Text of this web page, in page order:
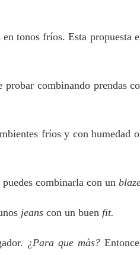
tonos fríos. Esta propuesta
combinando prendas
fríos y con humedad
puedes combinarla con un
jeans con un buen fit.
¿Para que màs?